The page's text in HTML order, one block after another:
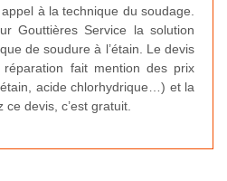
à la technique du soudage.
Gouttières Service la solution
de soudure à l’étain. Le devis
réparation fait mention des prix
acide chlorhydrique…) et la
devis, c’est gratuit.